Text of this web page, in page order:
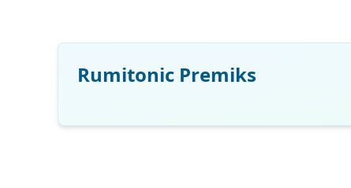
Rumitonic Premiks